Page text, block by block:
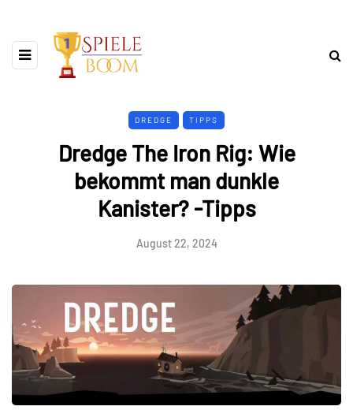
DREDGE TIPPS
Dredge The Iron Rig: Wie
bekommt man dunkle
Kanister? -Tipps
August 22, 2024